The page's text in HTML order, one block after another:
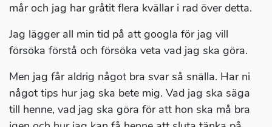
mår och jag har gråtit flera kvällar i rad över detta.
Jag lägger all min tid på att googla för jag vill
försöka förstå och försöka veta vad jag ska göra.
Men jag får aldrig något bra svar så snälla. Har ni
något tips hur jag ska bete mig. Vad jag ska säga
till henne, vad jag ska göra för att hon ska må bra